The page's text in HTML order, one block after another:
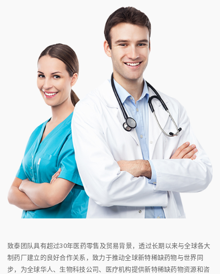
致泰团队具有超过30年医药零售及贸易背景，透过长期以来与全球各大
制药厂建立的良好合作关系，致力于推动全球新特稀缺药物与世界同
步，为全球华人、生物科技公司、医疗机构提供新特稀缺药物资源和咨